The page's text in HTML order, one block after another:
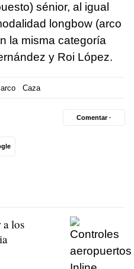
sénior, al igual
longbow (arco
la misma categoría
y Roi López.
Caza
Comentar ·
a los